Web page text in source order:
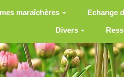
maraîchères Echange
Divers